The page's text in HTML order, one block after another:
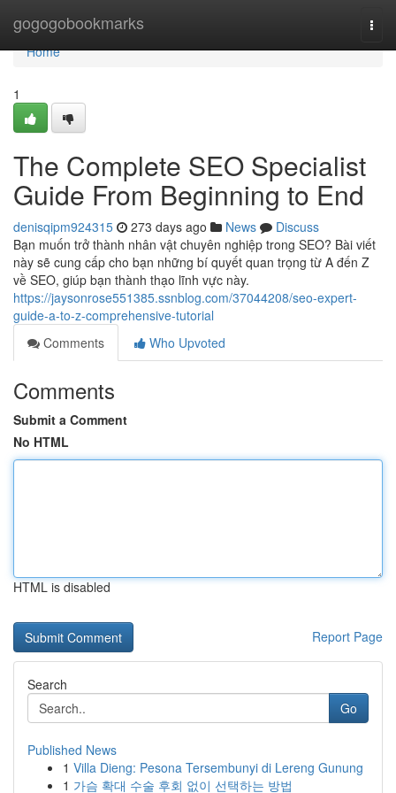
gogogobookmarks
Home
Home
1
The Complete SEO Specialist
Guide From Beginning to End
denisqipm924315 273 days ago News
Discuss
Bạn muốn trở thành nhân vật chuyên nghiệp trong SEO? Bài viết
này sẽ cung cấp cho bạn những bí quyết quan trọng từ A đến Z
về SEO, giúp bạn thành thạo lĩnh vực này.
https://jaysonrose551385.ssnblog.com/37044208/seo-expert-
guide-a-to-z-comprehensive-tutorial
Comments
Who Upvoted
Comments
Submit a Comment
No HTML
HTML is disabled
Report Page
Search
Go
Published News
1 Villa Dieng: Pesona Tersembunyi di Lereng Gunung
1 가슴 확대 수술 후회 없이 선택하는 방법